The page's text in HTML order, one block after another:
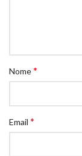
Nome*
Email *